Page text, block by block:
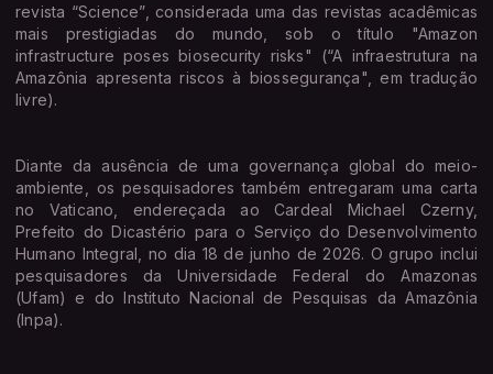
revista “Science”, considerada uma das revistas acadêmicas
mais prestigiadas do mundo, sob o título "Amazon
infrastructure poses biosecurity risks" (“A infraestrutura na
Amazônia apresenta riscos à biossegurança", em tradução
livre).
Diante da ausência de uma governança global do meio-
ambiente, os pesquisadores também entregaram uma carta
no Vaticano, endereçada ao Cardeal Michael Czerny,
Prefeito do Dicastério para o Serviço do Desenvolvimento
Humano Integral, no dia 18 de junho de 2026. O grupo inclui
pesquisadores da Universidade Federal do Amazonas
(Ufam) e do Instituto Nacional de Pesquisas da Amazônia
(Inpa).